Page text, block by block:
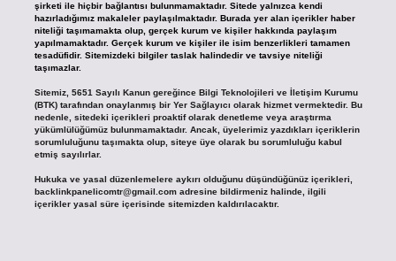
şirketi ile hiçbir bağlantısı bulunmamaktadır. Sitede yalnızca kendi
hazırladığımız makaleler paylaşılmaktadır. Burada yer alan içerikler haber
niteliği taşımamakta olup, gerçek kurum ve kişiler hakkında paylaşım
yapılmamaktadır. Gerçek kurum ve kişiler ile isim benzerlikleri tamamen
tesadüfidir. Sitemizdeki bilgiler taslak halindedir ve tavsiye niteliği
taşımazlar.
Sitemiz, 5651 Sayılı Kanun gereğince Bilgi Teknolojileri ve İletişim Kurumu
(BTK) tarafından onaylanmış bir Yer Sağlayıcı olarak hizmet vermektedir. Bu
nedenle, sitedeki içerikleri proaktif olarak denetleme veya araştırma
yükümlülüğümüz bulunmamaktadır. Ancak, üyelerimiz yazdıkları içeriklerin
sorumluluğunu taşımakta olup, siteye üye olarak bu sorumluluğu kabul
etmiş sayılırlar.
Hukuka ve yasal düzenlemelere aykırı olduğunu düşündüğünüz içerikleri,
backlinkpanelicomtr@gmail.comadresine bildirmeniz halinde, ilgili
içerikler yasal süre içerisinde sitemizden kaldırılacaktır.